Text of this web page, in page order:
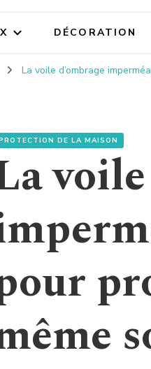
DÉCORATION
La voile d’ombrage
DE LA MAISON